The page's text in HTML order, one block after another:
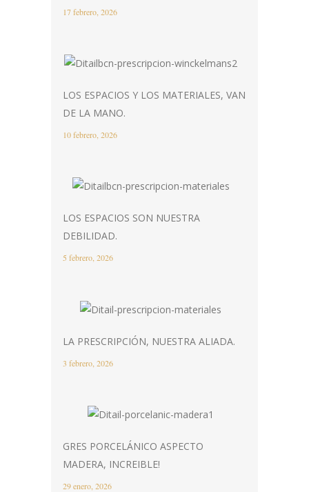
17 febrero, 2026
LOS ESPACIOS Y LOS MATERIALES, VAN
DE LA MANO.
10 febrero, 2026
LOS ESPACIOS SON NUESTRA
DEBILIDAD.
5 febrero, 2026
LA PRESCRIPCIÓN, NUESTRA ALIADA.
3 febrero, 2026
GRES PORCELÁNICO ASPECTO
MADERA, INCREIBLE!
29 enero, 2026